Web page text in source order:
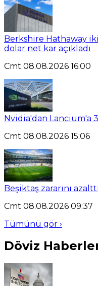
Berkshire Hathaway
dolar net kar açıkladı
Cmt 08.08.2026 16:00
Nvidia'dan Lancium'a
Cmt 08.08.2026 15:06
Beşiktaş zararını azalttı
Cmt 08.08.2026 09:37
Tümünü gör ›
Döviz